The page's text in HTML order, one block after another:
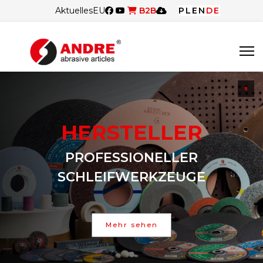
AktuellesEU B2B PL EN DE
HERSTELLER
PROFESSIONELLER
SCHLEIFWERKZEUGE
Mehr sehen